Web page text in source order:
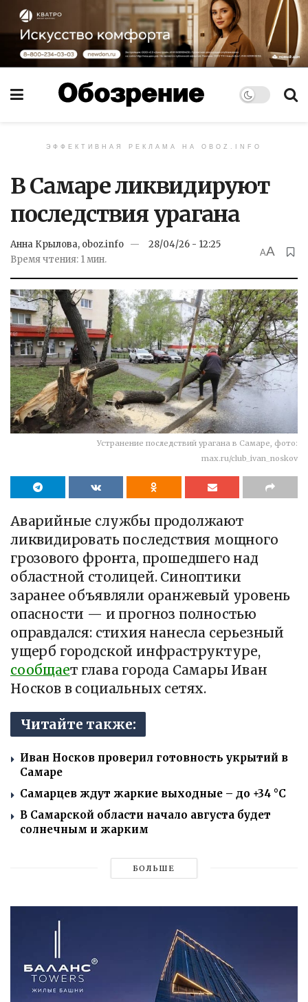
ЭФФЕКТИВНАЯ РЕКЛАМА НА OBOZ.INFO
В Самаре ликвидируют
последствия урагана
Анна Крылова, oboz.info
28/04/26 - 12:25
Время чтения: 1 мин.
AA
Устранение последствий урагана в Самаре, фото:
max.ru/club_ivan_noskov
Аварийные службы продолжают
ликвидировать последствия мощного
грозового фронта, прошедшего над
областной столицей. Синоптики
заранее объявляли оранжевый уровень
опасности — и прогноз полностью
оправдался: стихия нанесла серьезный
ущерб городской инфраструктуре,
сообщает глава города Самары Иван
Носков в социальных сетях.
Читайте также:
Иван Носков проверил готовность укрытий в
Самаре
Самарцев ждут жаркие выходные – до +34 °C
В Самарской области начало августа будет
солнечным и жарким
БОЛЬШЕ